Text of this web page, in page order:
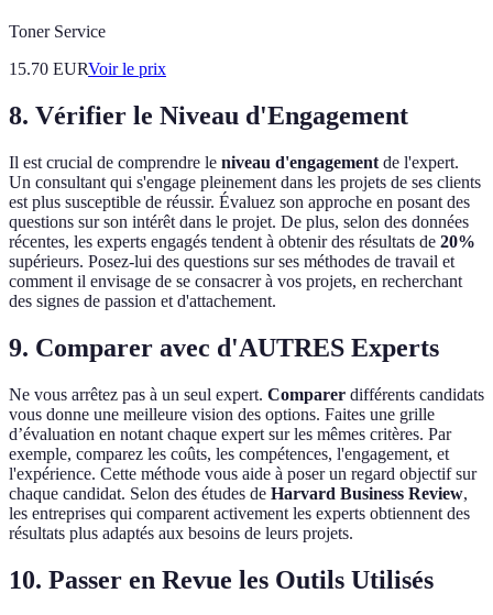
Toner Service
15.70 EURVoir le prix
8. Vérifier le Niveau d'Engagement
Il est crucial de comprendre le niveau d'engagement de l'expert.
Un consultant qui s'engage pleinement dans les projets de ses clients
est plus susceptible de réussir. Évaluez son approche en posant des
questions sur son intérêt dans le projet. De plus, selon des données
récentes, les experts engagés tendent à obtenir des résultats de 20%
supérieurs. Posez-lui des questions sur ses méthodes de travail et
comment il envisage de se consacrer à vos projets, en recherchant
des signes de passion et d'attachement.
9. Comparer avec d'AUTRES Experts
Ne vous arrêtez pas à un seul expert. Comparer différents candidats
vous donne une meilleure vision des options. Faites une grille
d’évaluation en notant chaque expert sur les mêmes critères. Par
exemple, comparez les coûts, les compétences, l'engagement, et
l'expérience. Cette méthode vous aide à poser un regard objectif sur
chaque candidat. Selon des études de Harvard Business Review,
les entreprises qui comparent activement les experts obtiennent des
résultats plus adaptés aux besoins de leurs projets.
10. Passer en Revue les Outils Utilisés